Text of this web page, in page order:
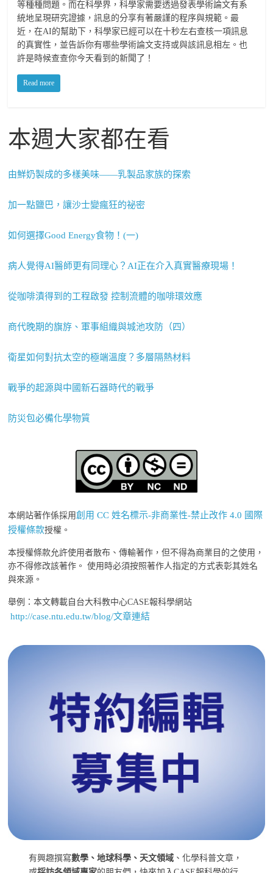
等種種問題。而在科學界，科學家需要透過發表學術論文有系
統地呈現研究證據，訊息的分享有著嚴謹的程序與規範。最
近，在AI的幫助下，科學家已經可以在十秒左右查核一項訊息
的真實性，並告訴你有哪些學術論文支持或與該訊息相左。也
許是時候查查你今天看到的新聞了！
Read more
本週大家都在看
由鮮奶製成的多樣美味——乳製品家族的探索
加一點鹽巴，讓沙士變瘋狂的祕密
如何選擇Good Energy食物！(一)
病人覺得AI醫師更有同理心？AI正在介入真實醫療現場！
從咖啡漬得到的工程啟發 控制流體的咖啡環效應
商代晚期的旗斿、軍事組織與城池攻防（四）
衛星如何對抗太空的極端溫度？多層隔熱材料
戰爭的起源與中國新石器時代的戰爭
防災包必備化學物質
本網站著作係採用創用 CC 姓名標示-非商業性-禁止改作 4.0 國際
授權條款授權。
本授權條款允許使用者散布、傳輸著作，但不得為商業目的之使用，
亦不得修改該著作。 使用時必須按照著作人指定的方式表彰其姓名
與來源。
舉例：本文轉載自台大科教中心CASE報科學網站
http://case.ntu.edu.tw/blog/文章連結
有興趣撰寫數學、地球科學、天文領域 、化學科普文章，